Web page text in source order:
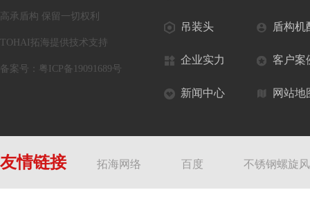
高承盾构 保留一切权利
TOHAI拓海提供技术支持
备案号： 粤ICP备19091689号
吊装头 盾构机
企业实力 客户案
新闻中心 网站地
友情链接 拓海网络 百度 不锈钢螺旋